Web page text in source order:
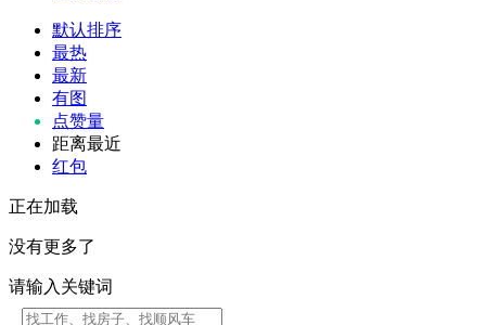
默认排序
最热
最新
有图
点赞量
距离最近
红包
正在加载
没有更多了
请输入关键词